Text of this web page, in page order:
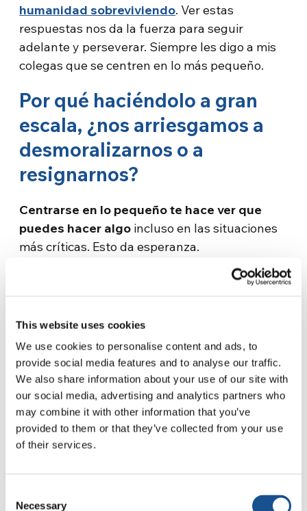
This website uses cookies
We use cookies to personalise content and ads, to
provide social media features and to analyse our traffic.
We also share information about your use of our site with
our social media, advertising and analytics partners who
may combine it with other information that you’ve
provided to them or that they’ve collected from your use
of their services.
Selection
Necessary
humanidad sobreviviendo. Ver estas
respuestas nos da la fuerza para seguir
adelante y perseverar. Siempre les digo a mis
colegas que se centren en lo más pequeño.
Por qué haciéndolo a gran
escala, ¿nos arriesgamos a
desmoralizarnos o a
resignarnos?
Centrarse en lo pequeño te hace ver que
puedes hacer algo incluso en las situaciones
más críticas. Esto da esperanza.
¿Se la da a la persona y a la
conjunto?
Se la da a su noble labor, a su mandato
otorgado por la Asamblea General de las
Naciones Unidas: ser la voz de la infancia,
salvaguardar su esencia.
¿Cómo definirías este